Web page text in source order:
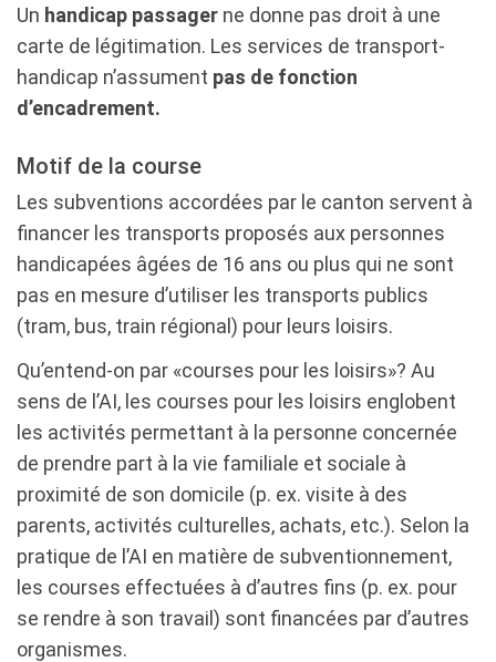
Un handicap passager ne donne pas droit à une
carte de légitimation. Les services de transport-
handicap n’assument pas de fonction
d’encadrement.
Motif de la course
Les subventions accordées par le canton servent à
financer les transports proposés aux personnes
handicapées âgées de 16 ans ou plus qui ne sont
pas en mesure d’utiliser les transports publics
(tram, bus, train régional) pour leurs loisirs.
Qu’entend-on par «courses pour les loisirs»? Au
sens de l’AI, les courses pour les loisirs englobent
les activités permettant à la personne concernée
de prendre part à la vie familiale et sociale à
proximité de son domicile (p. ex. visite à des
parents, activités culturelles, achats, etc.). Selon la
pratique de l’AI en matière de subventionnement,
les courses effectuées à d’autres fins (p. ex. pour
se rendre à son travail) sont financées par d’autres
organismes.